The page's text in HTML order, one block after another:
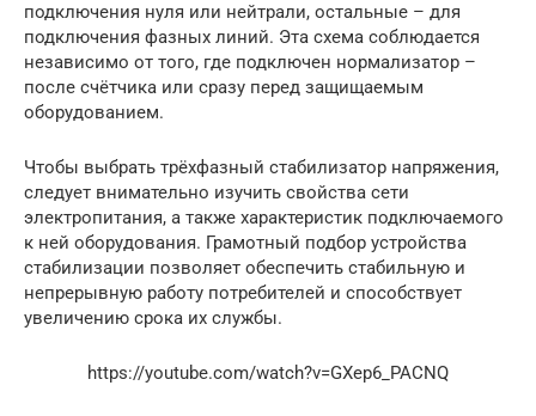
подключения нуля или нейтрали, остальные – для
подключения фазных линий. Эта схема соблюдается
независимо от того, где подключен нормализатор –
после счётчика или сразу перед защищаемым
оборудованием.
Чтобы выбрать трёхфазный стабилизатор напряжения,
следует внимательно изучить свойства сети
электропитания, а также характеристик подключаемого
к ней оборудования. Грамотный подбор устройства
стабилизации позволяет обеспечить стабильную и
непрерывную работу потребителей и способствует
увеличению срока их службы.
https://youtube.com/watch?v=GXep6_PACNQ